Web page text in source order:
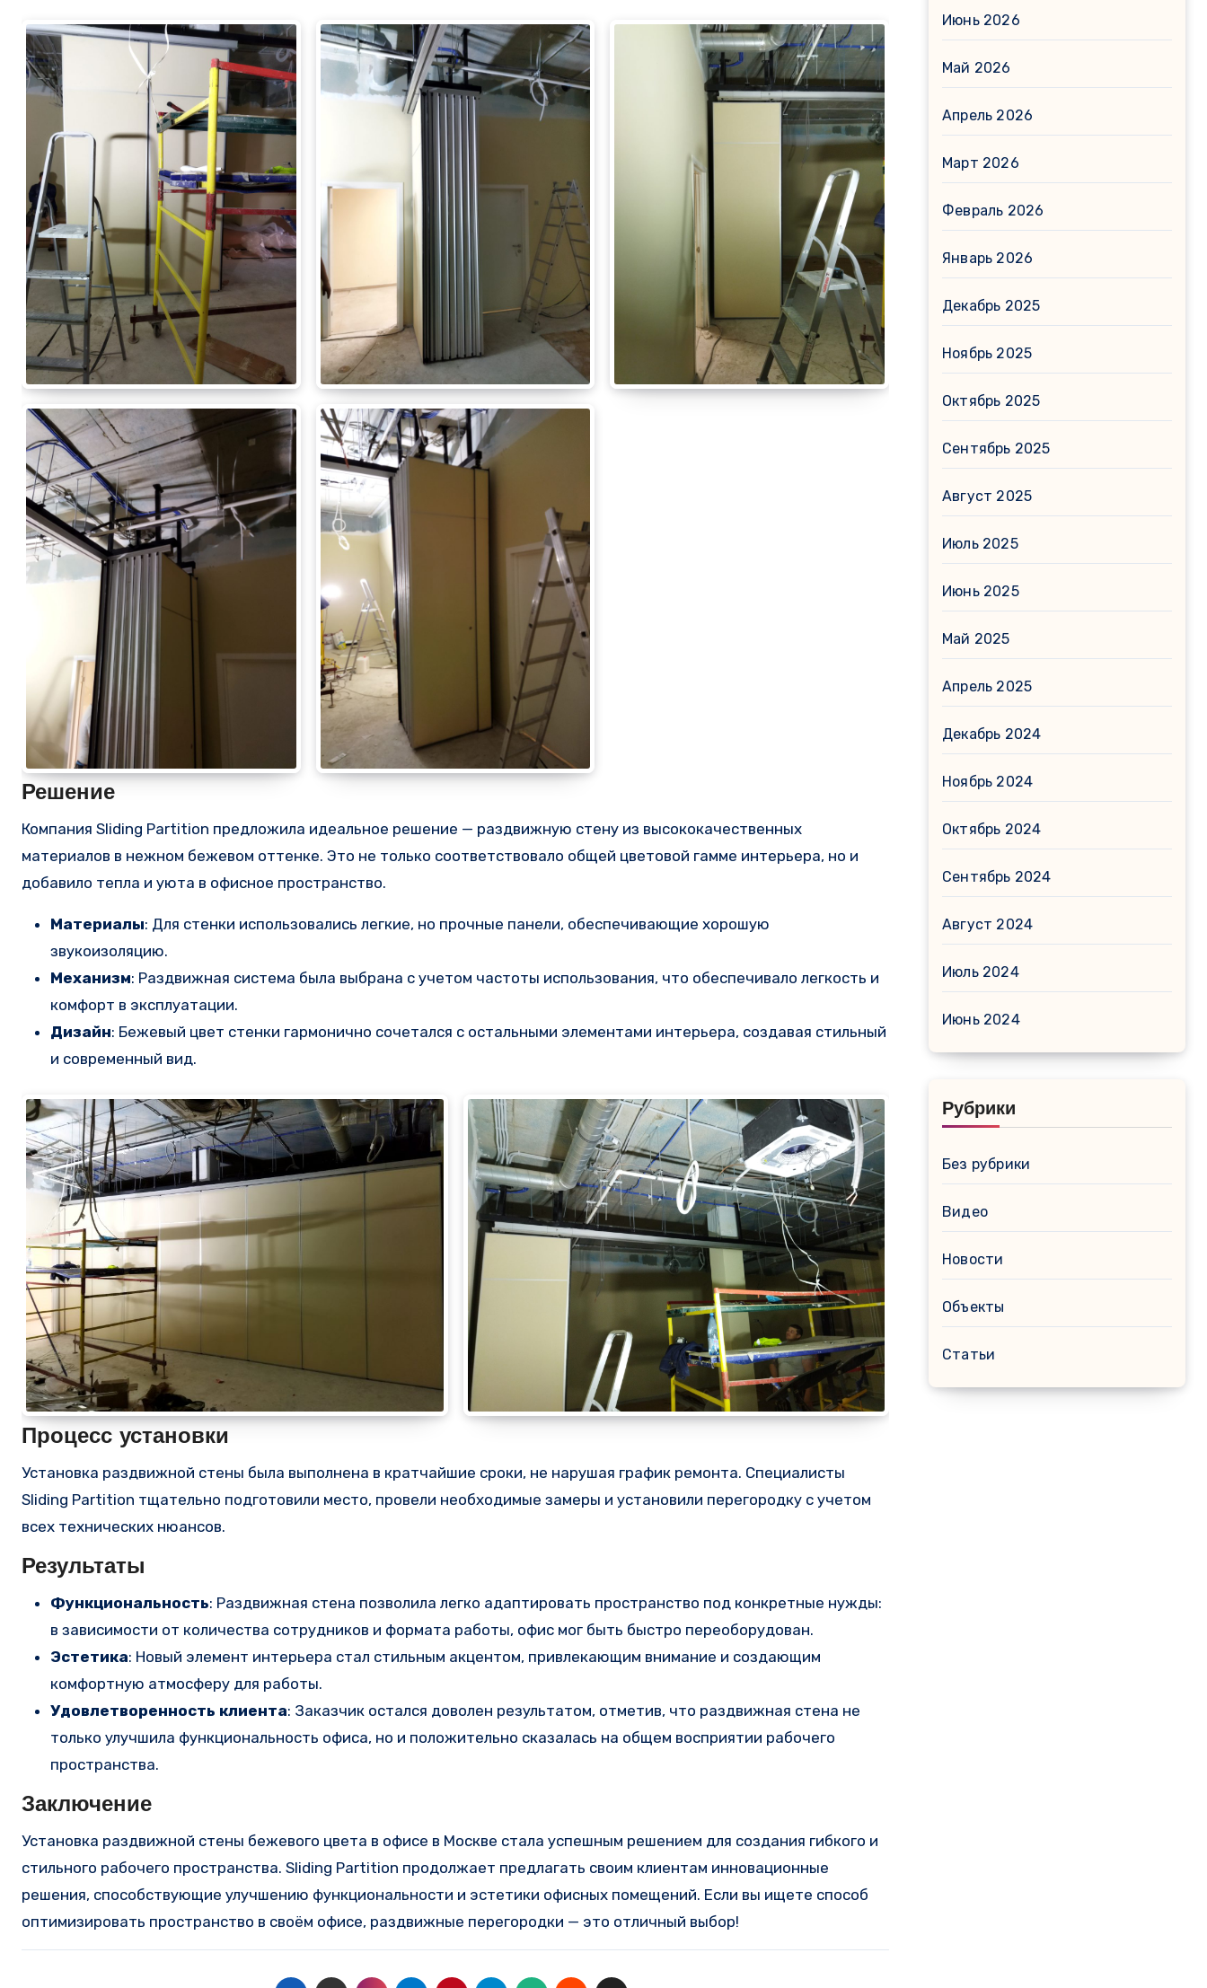
Решение
Компания Sliding Partition предложила идеальное решение — раздвижную стену из высококачественных
материалов в нежном бежевом оттенке. Это не только соответствовало общей цветовой гамме интерьера, но и
добавило тепла и уюта в офисное пространство.
Материалы: Для стенки использовались легкие, но прочные панели, обеспечивающие хорошую
звукоизоляцию.
Механизм: Раздвижная система была выбрана с учетом частоты использования, что обеспечивало легкость и
комфорт в эксплуатации.
Дизайн: Бежевый цвет стенки гармонично сочетался с остальными элементами интерьера, создавая стильный
и современный вид.
Процесс установки
Установка раздвижной стены была выполнена в кратчайшие сроки, не нарушая график ремонта. Специалисты
Sliding Partition тщательно подготовили место, провели необходимые замеры и установили перегородку с учетом
всех технических нюансов.
Результаты
Функциональность: Раздвижная стена позволила легко адаптировать пространство под конкретные нужды:
в зависимости от количества сотрудников и формата работы, офис мог быть быстро переоборудован.
Эстетика: Новый элемент интерьера стал стильным акцентом, привлекающим внимание и создающим
комфортную атмосферу для работы.
Удовлетворенность клиента: Заказчик остался доволен результатом, отметив, что раздвижная стена не
только улучшила функциональность офиса, но и положительно сказалась на общем восприятии рабочего
пространства.
Заключение
Установка раздвижной стены бежевого цвета в офисе в Москве стала успешным решением для создания гибкого и
стильного рабочего пространства. Sliding Partition продолжает предлагать своим клиентам инновационные
решения, способствующие улучшению функциональности и эстетики офисных помещений. Если вы ищете способ
оптимизировать пространство в своём офисе, раздвижные перегородки — это отличный выбор!
Июнь 2026
Май 2026
Апрель 2026
Март 2026
Февраль 2026
Январь 2026
Декабрь 2025
Ноябрь 2025
Октябрь 2025
Сентябрь 2025
Август 2025
Июль 2025
Июнь 2025
Май 2025
Апрель 2025
Декабрь 2024
Ноябрь 2024
Октябрь 2024
Сентябрь 2024
Август 2024
Июль 2024
Июнь 2024
Рубрики
Без рубрики
Видео
Новости
Объекты
Статьи